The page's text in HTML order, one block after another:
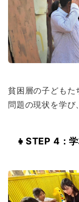
貧困層の子どもた
問題の現状を学び
👧 STEP 4：